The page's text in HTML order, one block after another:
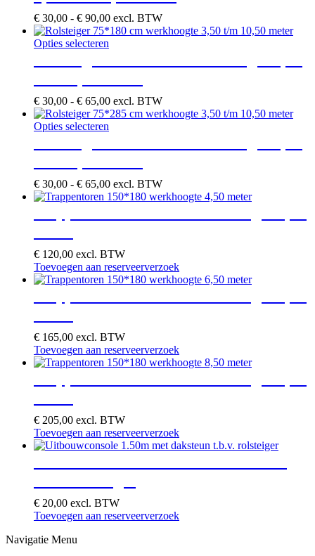
op
de
productpagina
Deze
optie
kan
op
de
productpagina
€ 30,00 - € 90,00Prijsklasse:
€ 30,00
excl. BTW
Opties selecteren
heeft
Deze
optie
kan
op
de
productpagina
€ 30,00 - € 65,00Prijsklasse:
€ 30,00
excl. BTW
Opties selecteren
heeft
Deze
optie
op
de
productpagina
€ 30,00 - € 65,00Prijsklasse:
€ 30,00
€ 65,00
excl. BTW
€ 120,00 excl. BTW
Toevoegen aan reserveerverzoek
€ 165,00 excl. BTW
Toevoegen aan reserveerverzoek
€ 205,00 excl. BTW
Toevoegen aan reserveerverzoek
€ 20,00 excl. BTW
Toevoegen aan reserveerverzoek
Navigatie Menu